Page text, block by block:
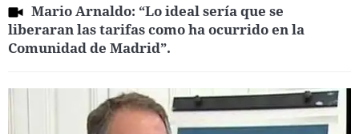
Mario Arnaldo: “Lo ideal sería que se
liberaran las tarifas como ha ocurrido en la
Comunidad de Madrid”.